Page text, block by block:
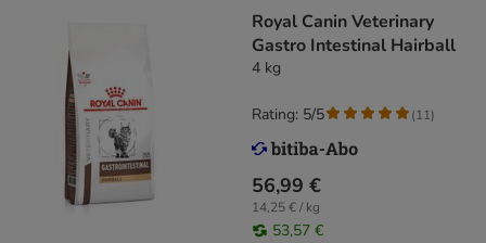
Royal Canin Veterinary
Gastro Intestinal Hairball
4 kg
56,99 €
14,25 € / kg
53,57 €
Rating: 5/5 (11)